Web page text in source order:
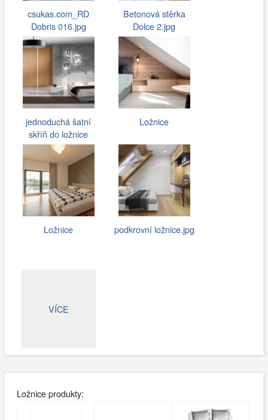
csukas.com_RD
Dobris 016.jpg
Betonová stěrka
Dolce 2.jpg
jednoduchá šatní
skříň do ložnice
Ložnice
Ložnice podkrovní ložnice.jpg
VÍCE
Ložnice produkty: